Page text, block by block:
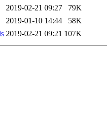
2019-02-21 09:27
79K
2019-01-10 14:44
58K
2019-02-21 09:21 107K